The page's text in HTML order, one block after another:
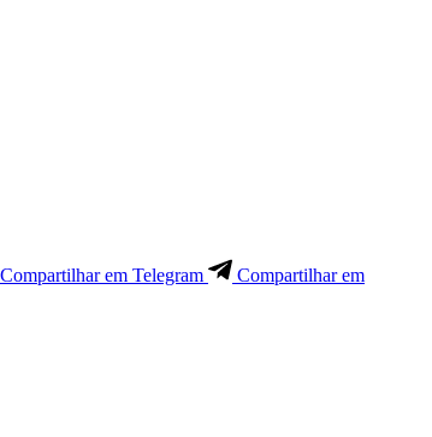
Compartilhar em Telegram
Compartilhar em